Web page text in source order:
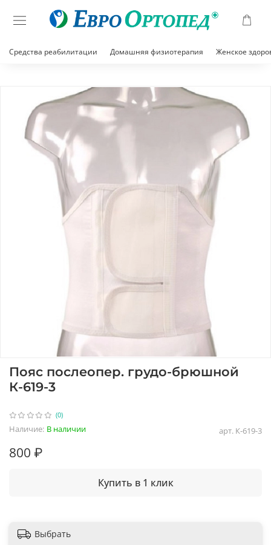
Средства реабилитации Домашняя физиотерапия Женское
(0)
арт. К-619-3
Наличие: В наличии
Пояс послеопер. грудо-брюшной
К-619-3
800 ₽
Купить в 1 клик
Выбрать